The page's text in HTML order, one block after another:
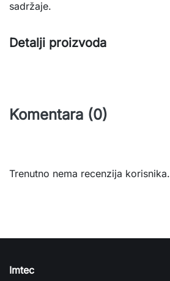
sadržaje.
Detalji proizvoda
Komentara (0)
Trenutno nema recenzija korisnika.
Imtec